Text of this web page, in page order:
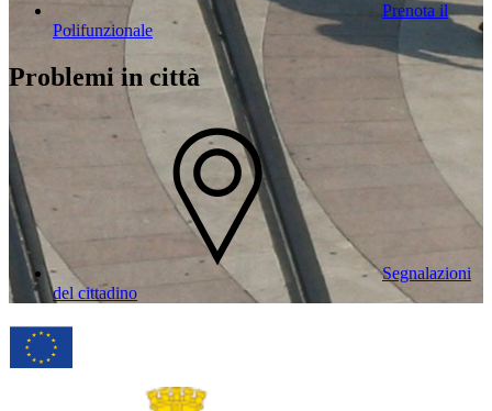
Prenota il
Polifunzionale
Problemi in città
Segnalazioni
del cittadino